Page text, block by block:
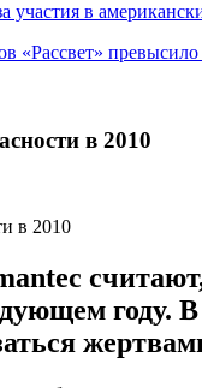
участия в
«Рассвет»
в 2010
году.